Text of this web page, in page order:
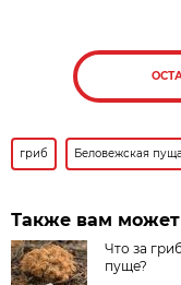
гриб Беловежская пуща
Также вам
Что за
пуще?